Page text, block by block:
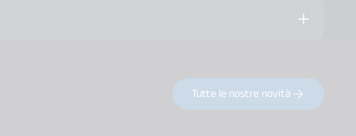
oltre 45 anni. Con quasi un milione di installazioni in
Tutte le nostre novità